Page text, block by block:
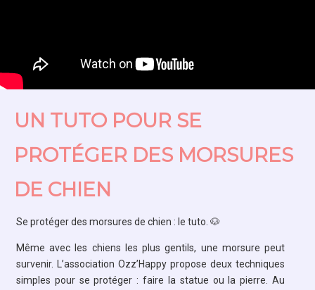
UN TUTO POUR SE
PROTÉGER DES MORSURES
DE CHIEN
Se protéger des morsures de chien : le tuto. 🐶
Même avec les chiens les plus gentils, une morsure peut
survenir. L’association Ozz’Happy propose deux techniques
simples pour se protéger : faire la statue ou la pierre. Au